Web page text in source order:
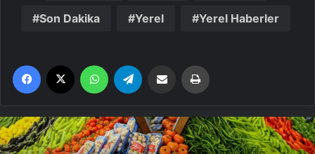
Son Dakika Yerel Yerel Haberler
Facebook WhatsApp Email'den paylaş